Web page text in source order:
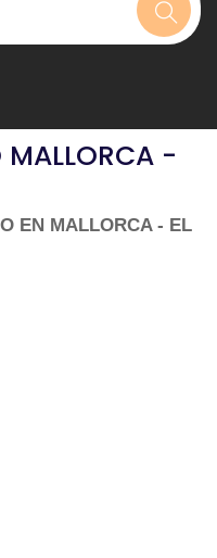
MALLORCA -
EN MALLORCA - EL